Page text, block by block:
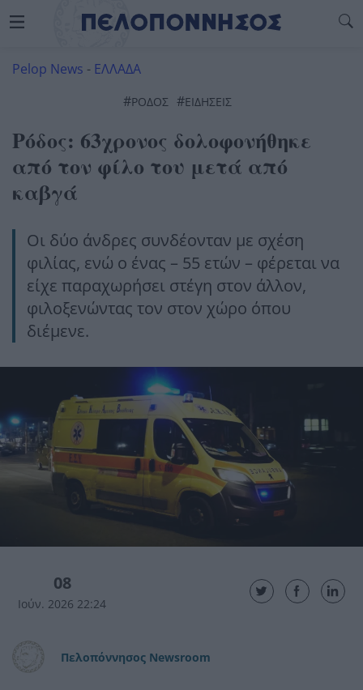
Pelop News - ΕΛΛΑΔΑ
#ΡΟΔΟΣ #ΕΙΔΗΣΕΙΣ
Ρόδος: 63χρονος δολοφονήθηκε
από τον φίλο του μετά από
καβγά
Οι δύο άνδρες συνδέονταν με σχέση
φιλίας, ενώ ο ένας – 55 ετών – φέρεται να
είχε παραχωρήσει στέγη στον άλλον,
φιλοξενώντας τον στον χώρο όπου
διέμενε.
08
Ιούν. 2026 22:24
Πελοπόννησος Newsroom